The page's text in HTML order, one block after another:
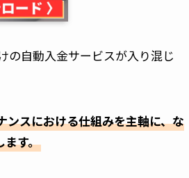
の自動入金サービスが入り混じ
スにおける仕組みを主軸に、な
ます。